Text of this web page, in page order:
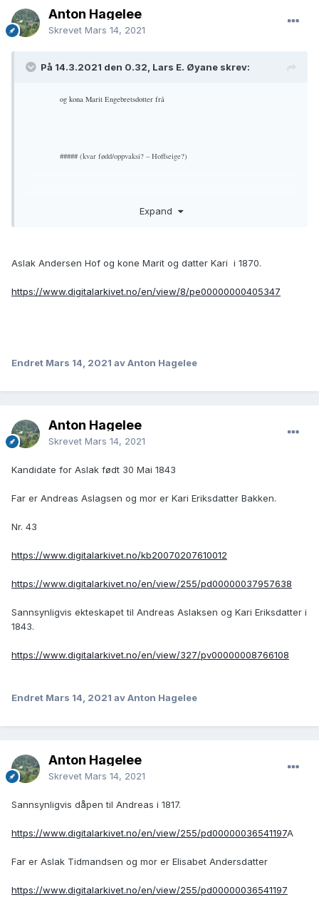
Anton Hagelee
Skrevet Mars 14, 2021
På 14.3.2021 den 0.32, Lars E. Øyane skrev:
og kona Marit Engebretsdotter frå
##### (kvar fødd/oppvaksi? – Hoffseige?)
og f. i Nord-Aurdal 12.10.1863. Ho utvandra til Amerika med foreldri sine
##### (utvandringsåret? – e. 1870!)
Expand
Aslak Andersen Hof og kone Marit og datter Kari i 1870.
https://www.digitalarkivet.no/en/view/8/pe00000000405347
Endret Mars 14, 2021 av Anton Hagelee
Anton Hagelee
Skrevet Mars 14, 2021
Kandidate for Aslak født 30 Mai 1843
Far er Andreas Aslagsen og mor er Kari Eriksdatter Bakken.
Nr. 43
https://www.digitalarkivet.no/kb20070207610012
https://www.digitalarkivet.no/en/view/255/pd00000037957638
Sannsynligvis ekteskapet til Andreas Aslaksen og Kari Eriksdatter i
1843.
https://www.digitalarkivet.no/en/view/327/pv00000008766108
Endret Mars 14, 2021 av Anton Hagelee
Anton Hagelee
Skrevet Mars 14, 2021
Sannsynligvis dåpen til Andreas i 1817.
https://www.digitalarkivet.no/en/view/255/pd00000036541197A
Far er Aslak Tidmandsen og mor er Elisabet Andersdatter
https://www.digitalarkivet.no/en/view/255/pd00000036541197